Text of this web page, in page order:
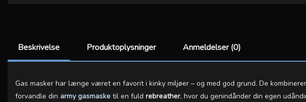
Beskrivelse Produktoplysninger Anmeldelser (0)
Gas masker har længe været en favorit i kinky miljøer – og med god grund. De
forvandle din army gasmaske til en fuld rebreather, hvor du genindånder din egen